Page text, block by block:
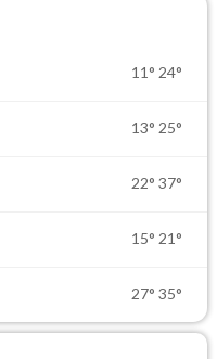
11° 24°
13° 25°
22° 37°
15° 21°
27° 35°